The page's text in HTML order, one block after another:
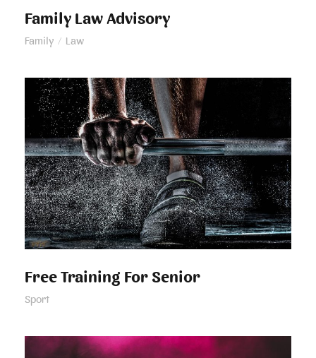
Family Law Advisory
Family / Law
Free Training For Senior
Free Training For Senior
Sport